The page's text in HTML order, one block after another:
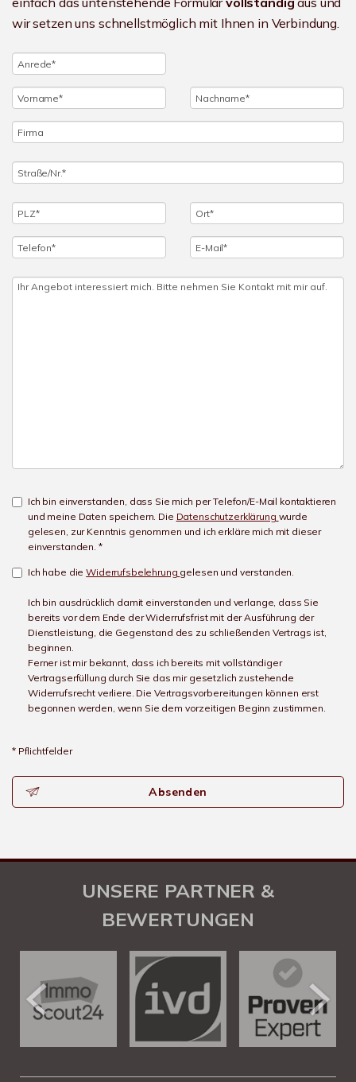
wir setzen uns schnellstmöglich mit Ihnen in Verbindung.
Ich bin einverstanden, dass Sie mich per Telefon/E-Mail kontaktieren
und meine Daten speichern. Die Datenschutzerklärung wurde
gelesen, zur Kenntnis genommen und ich erkläre mich mit dieser
einverstanden. *
Ich habe dieWiderrufsbelehrung gelesen und verstanden.
Ich bin ausdrücklich damit einverstanden und verlange, dass Sie
bereits vor dem Ende der Widerrufsfrist mit der Ausführung der
Dienstleistung, die Gegenstand des zu schließenden Vertrags ist,
beginnen.
Ferner ist mir bekannt, dass ich bereits mit vollständiger
Vertragserfüllung durch Sie das mir gesetzlich zustehende
Widerrufsrecht verliere. Die Vertragsvorbereitungen können erst
begonnen werden, wenn Sie dem vorzeitigen Beginn zustimmen.
* Pflichtfelder
Absenden
UNSERE PARTNER &
BEWERTUNGEN